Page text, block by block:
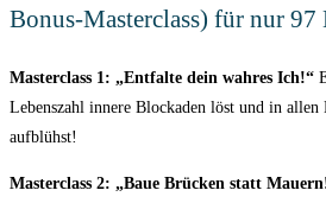
Bonus-Masterclass) für nur 97
Masterclass 1: „Entfalte dein wahres Ich!“
Lebenszahl innere Blockaden löst und in allen
aufblühst!
Masterclass 2: „Baue Brücken statt